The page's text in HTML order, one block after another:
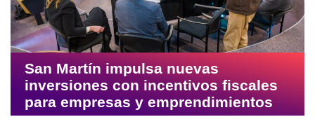
San Martín impulsa nuevas
inversiones con incentivos fiscales
para empresas y emprendimientos